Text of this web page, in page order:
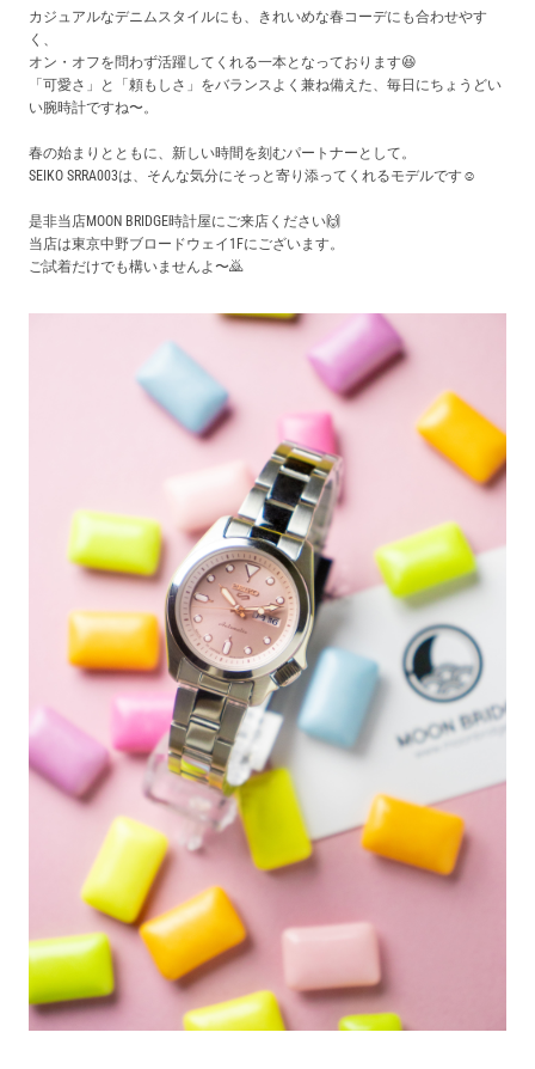
カジュアルなデニムスタイルにも、きれいめな春コーデにも合わせやす
く、
オン・オフを問わず活躍してくれる一本となっております😆
「可愛さ」と「頼もしさ」をバランスよく兼ね備えた、毎日にちょうどい
い腕時計ですね〜。
春の始まりとともに、新しい時間を刻むパートナーとして。
SEIKO SRRA003は、そんな気分にそっと寄り添ってくれるモデルです☺️
是非当店MOON BRIDGE時計屋にご来店ください🙌
当店は東京中野ブロードウェイ1Fにございます。
ご試着だけでも構いませんよ〜🙇